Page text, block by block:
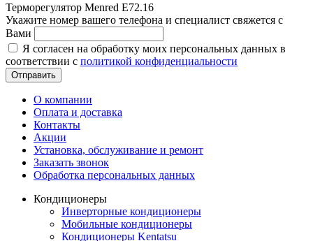
Терморегулятор Menred E72.16
Укажите номер вашего телефона и специалист свяжется с
Вами
Я согласен на обработку моих персональных данных в
соответствии с политикой конфиденциальности
Отправить
О компании
Оплата и доставка
Контакты
Акции
Установка, обслуживание и ремонт
Заказать звонок
Обработка персональных данных
Кондиционеры
Инверторные кондиционеры
Мобильные кондиционеры
Кондиционеры Kentatsu